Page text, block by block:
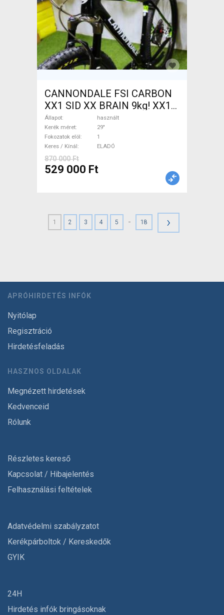
CANNONDALE FSI CARBON
XX1 SID XX BRAIN 9kg! XX1
EAGLE Mountain Bike 29" elöl
teleszkópos használt ELADÓ
Állapot
használt
Kerék méret
29"
Fokozatok elöl
1
Keres / Kínál
ELADÓ
870 000 Ft
529 000 Ft
1 2 3 4 5 - 18 ›
APRÓHIRDETÉS INFÓK
Nyitólap
Regisztráció
Hirdetésfeladás
HASZNOS OLDALAK
Megnézett hirdetések
Kedvenceid
Rólunk
Részletes kereső
Kapcsolat / Hibajelentés
Felhasználási feltételek
Adatvédelmi szabályzatot
Kerékpárboltok / Kereskedők
GYIK
24H
Hirdetés infók bringásoknak